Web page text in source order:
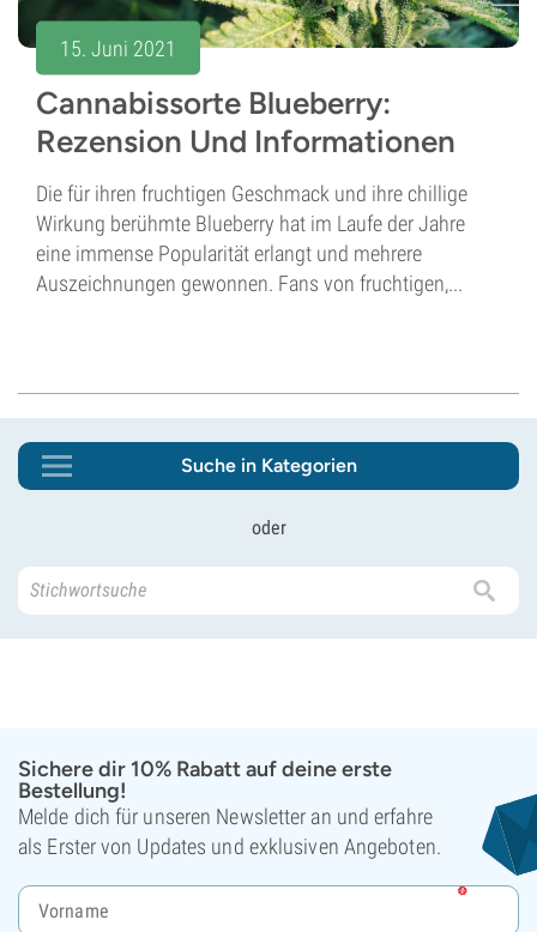
15. Juni 2021
Cannabissorte Blueberry:
Rezension Und Informationen
Die für ihren fruchtigen Geschmack und ihre chillige
Wirkung berühmte Blueberry hat im Laufe der Jahre
eine immense Popularität erlangt und mehrere
Auszeichnungen gewonnen. Fans von fruchtigen,...
Suche in Kategorien
oder
Sichere dir 10% Rabatt auf deine erste
Bestellung!
Melde dich für unseren Newsletter an und erfahre
als Erster von Updates und exklusiven Angeboten.